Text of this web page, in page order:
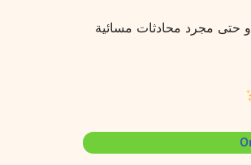
حتى مجرد محادثات مسائية